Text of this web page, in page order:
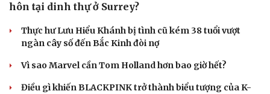
hôn tại dinh thự ở Surrey?
Thực hư Lưu Hiểu Khánh bị tình cũ kém 38 tuổi vượt
ngàn cây số đến Bắc Kinh đòi nợ
Vì sao Marvel cần Tom Holland hơn bao giờ hết?
Điều gì khiến BLACKPINK trở thành biểu tượng của K-